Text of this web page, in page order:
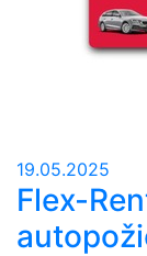
19.05.2025
Flex-